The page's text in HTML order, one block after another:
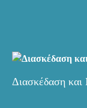
Διασκέδαση και